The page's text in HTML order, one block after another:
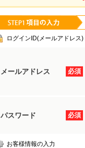
ログインID(メールアドレス
必須
メールアドレス
必須
パスワード
お客様情報の入力